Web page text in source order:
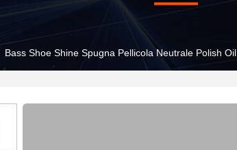
Bass Shoe Shine Spugna Pellicola Neutrale Polish Oil